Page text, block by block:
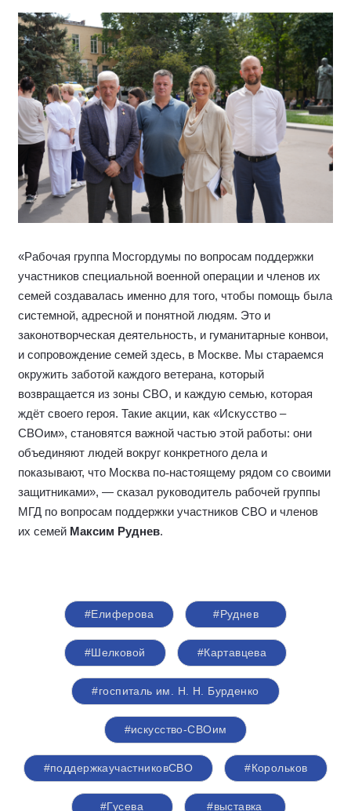
«Рабочая группа Мосгордумы по вопросам поддержки
участников специальной военной операции и членов их
семей создавалась именно для того, чтобы помощь была
системной, адресной и понятной людям. Это и
законотворческая деятельность, и гуманитарные конвои,
и сопровождение семей здесь, в Москве. Мы стараемся
окружить заботой каждого ветерана, который
возвращается из зоны СВО, и каждую семью, которая
ждёт своего героя. Такие акции, как «Искусство –
СВОим», становятся важной частью этой работы: они
объединяют людей вокруг конкретного дела и
показывают, что Москва по‑настоящему рядом со своими
защитниками», — сказал руководитель рабочей группы
МГД по вопросам поддержки участников СВО и членов
их семей Максим Руднев.
#Елиферова #Руднев
#Шелковой #Картавцева
#госпиталь им. Н. Н. Бурденко
#искусство-СВОим
#поддержкаучастниковСВО #Корольков
#Гусева #выставка